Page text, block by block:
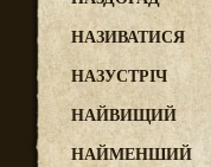
НАЗИВАТИСЯ
НАЗУСТРІЧ
НАЙВИЩИЙ
НАЙМЕНШИЙ